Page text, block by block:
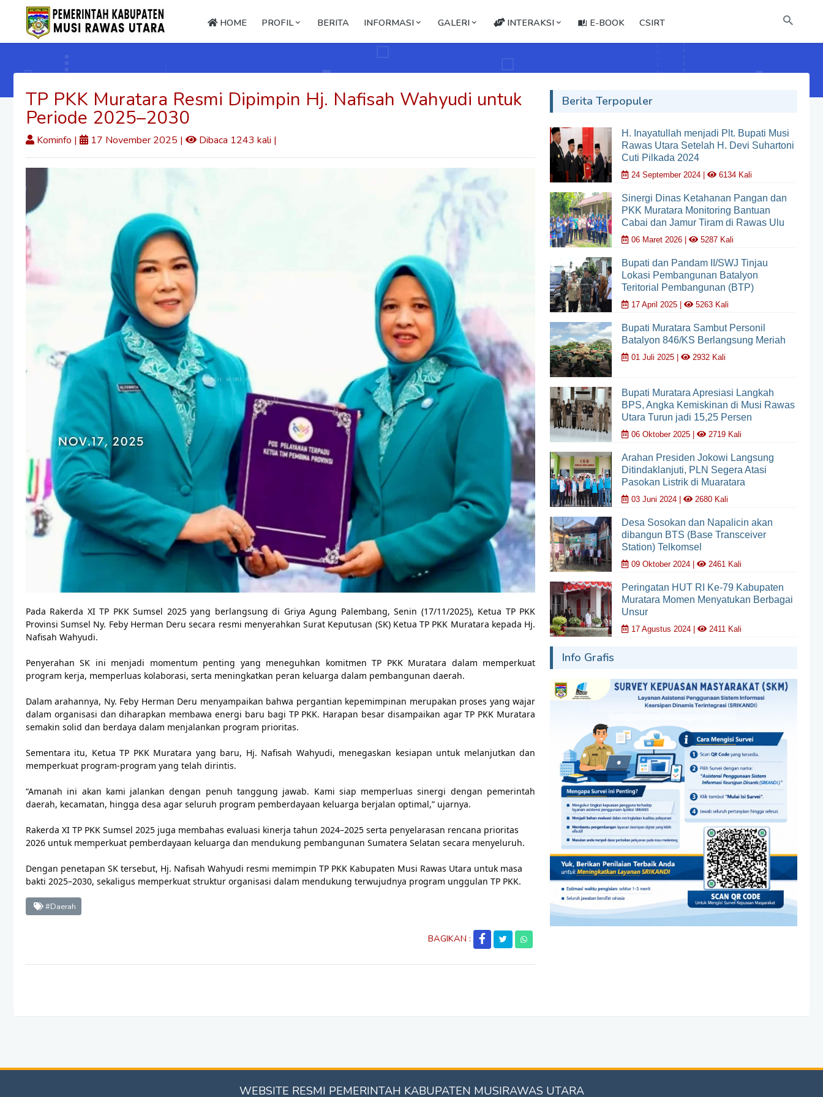
HOME PROFIL BERITA INFORMASI GALERI INTERAKSI E-BOOK CSIRT
TP PKK Muratara Resmi Dipimpin Hj. Nafisah Wahyudi untuk
Periode 2025–2030
Kominfo | 17 November 2025 | Dibaca 1243 kali |
Pada Rakerda XI TP PKK Sumsel 2025 yang berlangsung di Griya Agung Palembang, Senin (17/11/2025), Ketua TP PKK
Provinsi Sumsel Ny. Feby Herman Deru secara resmi menyerahkan Surat Keputusan (SK) Ketua TP PKK Muratara kepada Hj.
Nafisah Wahyudi.
Penyerahan SK ini menjadi momentum penting yang meneguhkan komitmen TP PKK Muratara dalam memperkuat
program kerja, memperluas kolaborasi, serta meningkatkan peran keluarga dalam pembangunan daerah.
Dalam arahannya, Ny. Feby Herman Deru menyampaikan bahwa pergantian kepemimpinan merupakan proses yang wajar
dalam organisasi dan diharapkan membawa energi baru bagi TP PKK. Harapan besar disampaikan agar TP PKK Muratara
semakin solid dan berdaya dalam menjalankan program prioritas.
Sementara itu, Ketua TP PKK Muratara yang baru, Hj. Nafisah Wahyudi, menegaskan kesiapan untuk melanjutkan dan
memperkuat program-program yang telah dirintis.
“Amanah ini akan kami jalankan dengan penuh tanggung jawab. Kami siap memperluas sinergi dengan pemerintah
daerah, kecamatan, hingga desa agar seluruh program pemberdayaan keluarga berjalan optimal,” ujarnya.
Rakerda XI TP PKK Sumsel 2025 juga membahas evaluasi kinerja tahun 2024–2025 serta penyelarasan rencana prioritas
2026 untuk memperkuat pemberdayaan keluarga dan mendukung pembangunan Sumatera Selatan secara menyeluruh.
Dengan penetapan SK tersebut, Hj. Nafisah Wahyudi resmi memimpin TP PKK Kabupaten Musi Rawas Utara untuk masa
bakti 2025–2030, sekaligus memperkuat struktur organisasi dalam mendukung terwujudnya program unggulan TP PKK.
#Daerah
BAGIKAN :
Berita Terpopuler
H. Inayatullah menjadi Plt. Bupati Musi
Rawas Utara Setelah H. Devi Suhartoni
Cuti Pilkada 2024
24 September 2024 | 6134 Kali
Sinergi Dinas Ketahanan Pangan dan
PKK Muratara Monitoring Bantuan
Cabai dan Jamur Tiram di Rawas Ulu
06 Maret 2026 | 5287 Kali
Bupati dan Pandam II/SWJ Tinjau
Lokasi Pembangunan Batalyon
Teritorial Pembangunan (BTP)
17 April 2025 | 5263 Kali
Bupati Muratara Sambut Personil
Batalyon 846/KS Berlangsung Meriah
01 Juli 2025 | 2932 Kali
Bupati Muratara Apresiasi Langkah
BPS, Angka Kemiskinan di Musi Rawas
Utara Turun jadi 15,25 Persen
06 Oktober 2025 | 2719 Kali
Arahan Presiden Jokowi Langsung
Ditindaklanjuti, PLN Segera Atasi
Pasokan Listrik di Muaratara
03 Juni 2024 | 2680 Kali
Desa Sosokan dan Napalicin akan
dibangun BTS (Base Transceiver
Station) Telkomsel
09 Oktober 2024 | 2461 Kali
Peringatan HUT RI Ke-79 Kabupaten
Muratara Momen Menyatukan Berbagai
Unsur
17 Agustus 2024 | 2411 Kali
Info Grafis
WEBSITE RESMI PEMERINTAH KABUPATEN MUSIRAWAS UTARA